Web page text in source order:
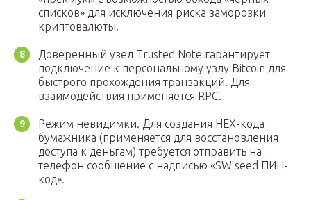
списков» для исключения риска заморозки
криптовалюты.
Доверенный узел Trusted Note гарантирует
подключение к персональному узлу Bitcoin для
быстрого прохождения транзакций. Для
взаимодействия применяется RPC.
Режим невидимки. Для создания HEX-кода
бумажника (применяется для восстановления
доступа к деньгам) требуется отправить на
телефон сообщение с надписью «SW seed ПИН-
код».